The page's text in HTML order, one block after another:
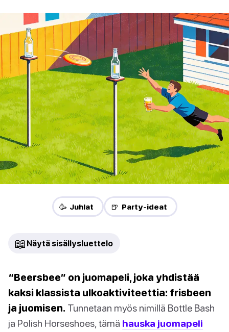
🥳 Juhlat 🍺 Party-ideat
📖 Näytä sisällysluettelo
“Beersbee” on juomapeli, joka yhdistää
kaksi klassista ulkoaktiviteettia: frisbeen
ja juomisen. Tunnetaan myös nimillä Bottle Bash
ja Polish Horseshoes, tämä hauska juomapeli